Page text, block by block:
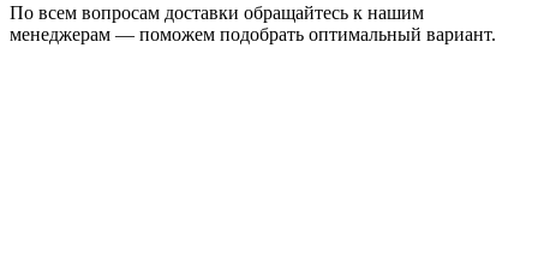
По всем вопросам доставки обращайтесь к нашим
менеджерам — поможем подобрать оптимальный вариант.